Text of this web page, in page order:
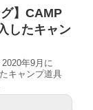
】CAMP
したキャン
年9月に
キャンプ道具